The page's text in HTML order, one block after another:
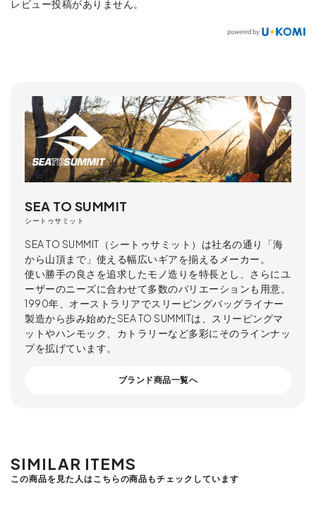
レビュー投稿がありません。
SEA TO SUMMIT
シートゥサミット
SEA TO SUMMIT（シートゥサミット）は社名の通り「海
から山頂まで」使える幅広いギアを揃えるメーカー。
使い勝手の良さを追求したモノ造りを特長とし、さらにユ
ーザーのニーズに合わせて多数のバリエーションも用意。
1990年、オーストラリアでスリーピングバッグライナー
製造から歩み始めたSEA TO SUMMITは、スリーピングマ
ットやハンモック、カトラリーなど多彩にそのラインナッ
プを拡げています。
ブランド商品一覧へ
SIMILAR ITEMS
この商品を見た人はこちらの商品もチェックしています